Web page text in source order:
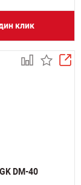
клик
DM-40